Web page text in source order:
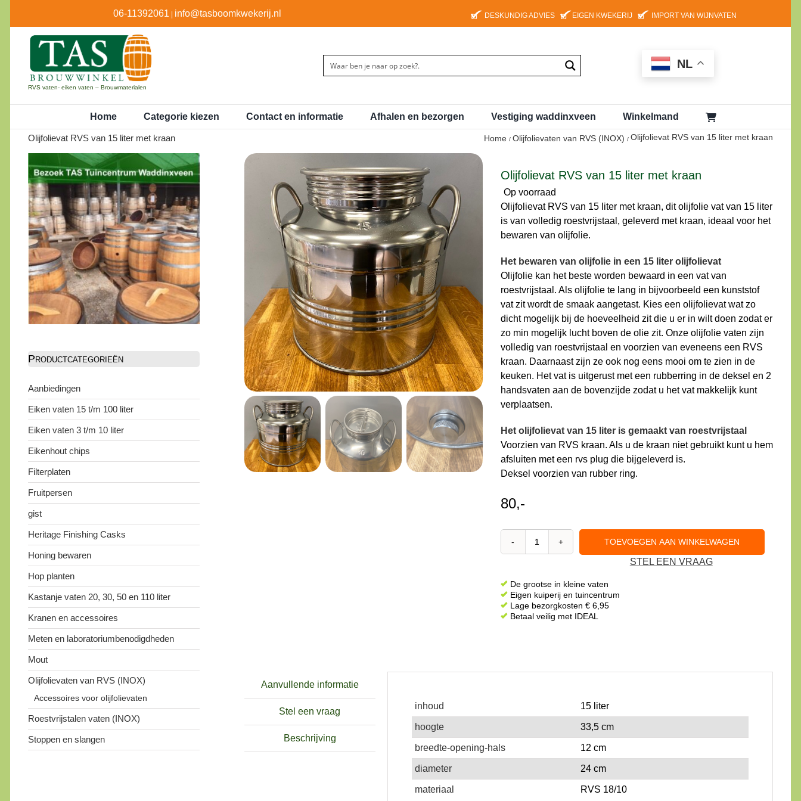
06-11392061 | info@tasboomkwekerij.nl DESKUNDIG ADVIES EIGEN KWEKERIJ IMPORT VAN WIJNVATEN
RVS vaten- eiken vaten – Brouwmaterialen
NL
Home Categorie kiezen Contact en informatie Afhalen en bezorgen Vestiging waddinxveen Winkelmand
Olijfolievat RVS van 15 liter met kraan Home Olijfolievaten van RVS (INOX) Olijfolievat RVS van 15 liter met kraan
Olijfolievat RVS van 15 liter met kraan
Op voorraad
Olijfolievat RVS van 15 liter met kraan, dit olijfolie vat van 15 liter
is van volledig roestvrijstaal, geleverd met kraan, ideaal voor het
bewaren van olijfolie.
Het bewaren van olijfolie in een 15 liter olijfolievat
Olijfolie kan het beste worden bewaard in een vat van
roestvrijstaal. Als olijfolie te lang in bijvoorbeeld een kunststof
vat zit wordt de smaak aangetast. Kies een olijfolievat wat zo
dicht mogelijk bij de hoeveelheid zit die u er in wilt doen zodat er
zo min mogelijk lucht boven de olie zit. Onze olijfolie vaten zijn
volledig van roestvrijstaal en voorzien van eveneens een RVS
kraan. Daarnaast zijn ze ook nog eens mooi om te zien in de
keuken. Het vat is uitgerust met een rubberring in de deksel en 2
handsvaten aan de bovenzijde zodat u het vat makkelijk kunt
verplaatsen.
Het olijfolievat van 15 liter is gemaakt van roestvrijstaal
Voorzien van RVS kraan. Als u de kraan niet gebruikt kunt u hem
afsluiten met een rvs plug die bijgeleverd is.
Deksel voorzien van rubber ring.
80,-
Olijfolievat
15
liter
met
TOEVOEGEN AAN WINKELWAGEN
STEL EEN VRAAG
De grootse in kleine vaten
Eigen kuiperij en tuincentrum
Lage bezorgkosten € 6,95
Betaal veilig met IDEAL
Aanvullende informatie
Stel een vraag
Beschrijving
inhoud 15 liter
hoogte 33,5 cm
breedte-opening-hals 12 cm
diameter 24 cm
materiaal RVS 18/10
Productcategorieën
Aanbiedingen
Eiken vaten 15 t/m 100 liter
Eiken vaten 3 t/m 10 liter
Eikenhout chips
Filterplaten
Fruitpersen
gist
Heritage Finishing Casks
Honing bewaren
Hop planten
Kastanje vaten 20, 30, 50 en 110 liter
Kranen en accessoires
Meten en laboratoriumbenodigdheden
Mout
Olijfolievaten van RVS (INOX)
Accessoires voor olijfolievaten
Roestvrijstalen vaten (INOX)
Stoppen en slangen